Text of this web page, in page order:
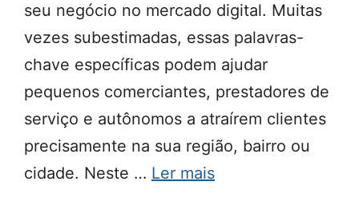
seu negócio no mercado digital. Muitas
vezes subestimadas, essas palavras-
chave específicas podem ajudar
pequenos comerciantes, prestadores de
serviço e autônomos a atraírem clientes
precisamente na sua região, bairro ou
cidade. Neste … Ler mais